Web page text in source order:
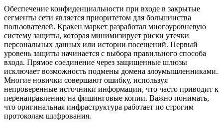
Обеспечение конфиденциальности при входе в закрытые
сегменты сети является приоритетом для большинства
пользователей. Кракен маркет разработал многоуровневую
систему защиты, которая минимизирует риски утечки
персональных данных или истории посещений. Первый
уровень защиты начинается с выбора правильного способа
входа. Прямое соединение через защищенные шлюзы
исключает возможность подмены домена злоумышленниками.
Многие новички совершают ошибку, используя
непроверенные источники информации, что часто приводит к
перенаправлению на фишинговые копии. Важно понимать,
что оригинальная инфраструктура работает по строгим
протоколам шифрования.